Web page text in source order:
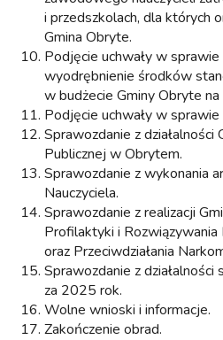
i przedszkolach, dla których
Gmina Obryte.
Podjęcie uchwały w
wyodrębnienie środków
w budżecie Gminy Obryte
Podjęcie uchwały w
Sprawozdanie z działalności
Publicznej w Obrytem.
Sprawozdanie z wykonania
Nauczyciela.
Sprawozdanie z realizacji
Profilaktyki i
oraz Przeciwdziałania
Sprawozdanie z działalności
za 2025 rok.
Wolne wnioski i informacje.
Zakończenie obrad.